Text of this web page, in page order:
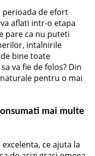
perioada de efort
aflati intr-o etapa
pare ca nu puteti
intalnirile
bine toate
va fie de folos? Din
pentru o mai
mai multe
ce ajuta la